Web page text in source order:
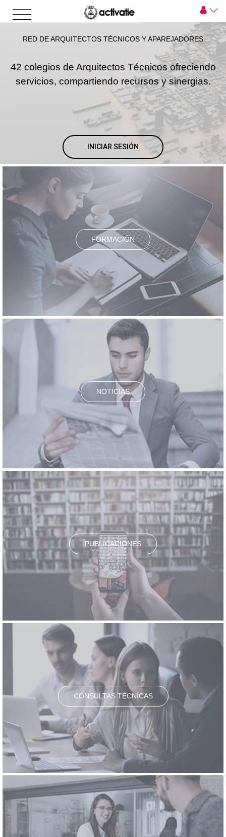
RED DE ARQUITECTOS TÉCNICOS Y APAREJADORES
42 colegios de Arquitectos Técnicos ofreciendo
servicios, compartiendo recursos y sinergias.
INICIAR SESIÓN
FORMACIÓN
NOTICIAS
PUBLICACIONES
CONSULTAS TÉCNICAS